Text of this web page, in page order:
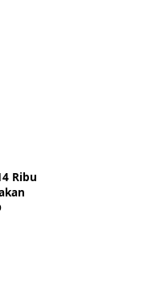
Ribu